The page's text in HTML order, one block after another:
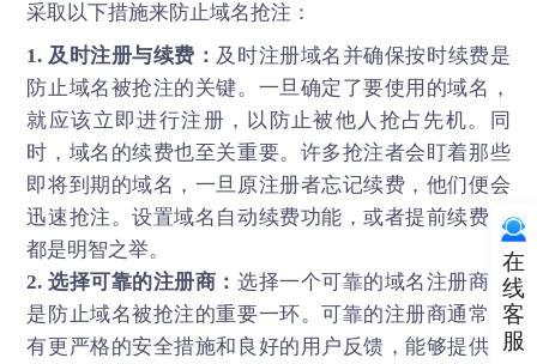
采取以下措施来防止域名抢注：
1. 及时注册与续费： 及时注册域名并确保按时续费是
防止域名被抢注的关键。一旦确定了要使用的域名，
就应该立即进行注册，以防止被他人抢占先机。同
时，域名的续费也至关重要。许多抢注者会盯着那些
即将到期的域名，一旦原注册者忘记续费，他们便会
迅速抢注。设置域名自动续费功能，或者提前续费，
都是明智之举。
2. 选择可靠的注册商： 选择一个可靠的域名注册商也
是防止域名被抢注的重要一环。可靠的注册商通常拥
有更严格的安全措施和良好的用户反馈，能够提供更
在
线
客
服